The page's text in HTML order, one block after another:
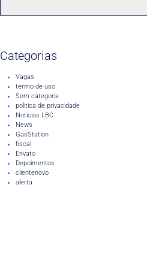
Categorias
Vagas
termo de uso
Sem categoria
politica de privacidade
Noticias LBC
News
GasStation
fiscal
Envato
Depoimentos
clientenovo
alerta